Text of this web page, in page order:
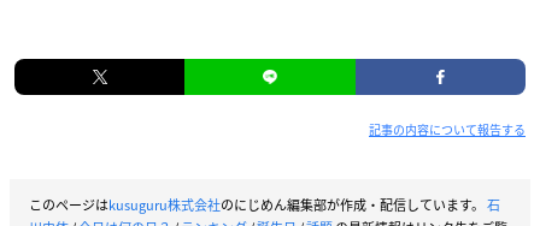
記事の内容について報告する
このページはkusuguru株式会社のにじめん編集部が作成・配信しています。 石